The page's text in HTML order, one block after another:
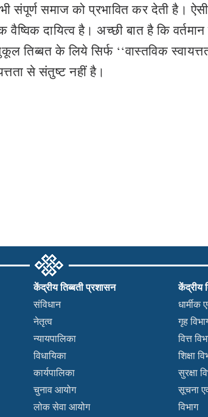
संपूर्ण समाज को प्रभावित कर देती है।
दायित्व है। अच्छी बात है कि वर्तमान
तिब्बत के लिये सिर्फ ‘‘वास्तविक
से संतुष्ट नहीं है।
केंद्रीय तिब्बती प्रशासन
संविधान
नेतृत्व
न्यायपालिका
विधायिका
कार्यपालिका
चुनाव आयोग
लोक सेवा आयोग
केंद्रीय
धार्मीक
गृह
वित्त
शिक्षा
सुरक्षा
सूचना
विभाग